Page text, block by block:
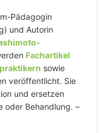
Pädagogin
und Autorin
Fachartikel
sowie
veröffentlicht. Sie
und ersetzen
oder Behandlung. –